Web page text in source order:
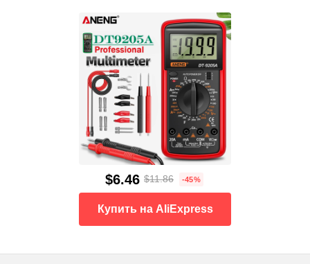
$6.46 $11.86 -45%
Купить на AliExpress